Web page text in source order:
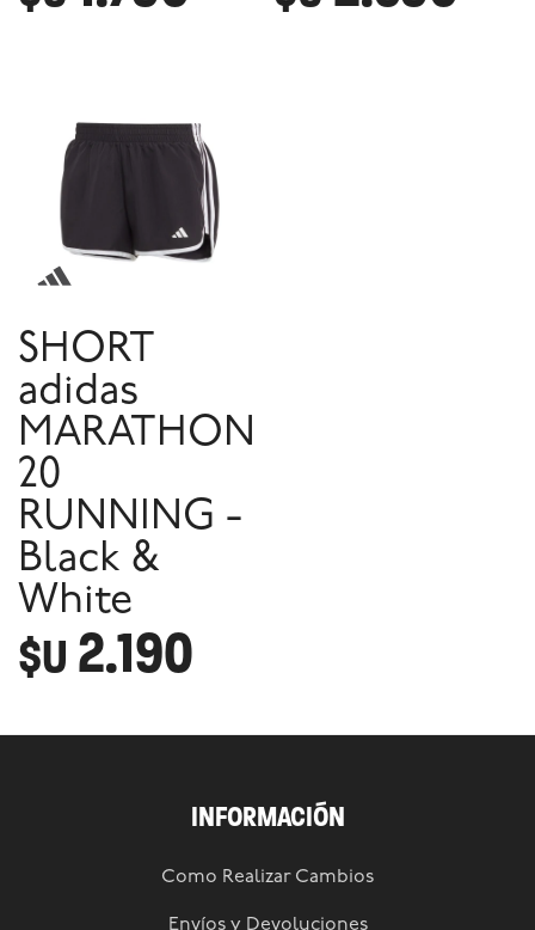
SHORT
adidas
MARATHON
20
RUNNING -
Black &
White
$U 2.190
INFORMACIÓN
Como Realizar Cambios
Envíos y Devoluciones